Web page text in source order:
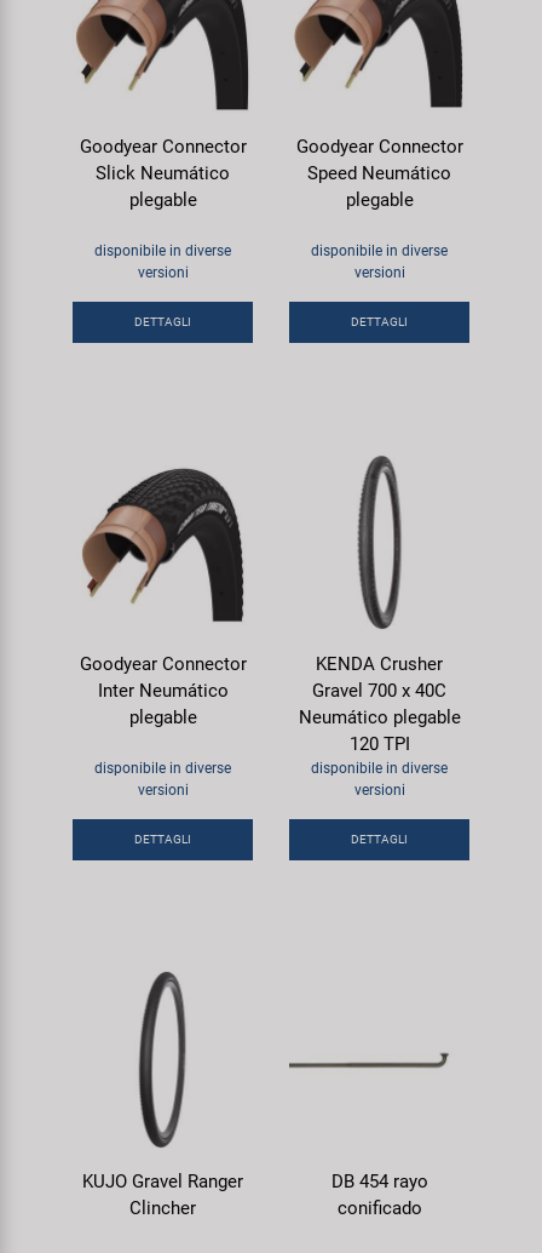
Goodyear Connector
Slick Neumático
plegable
disponibile in diverse
versioni
DETTAGLI
Goodyear Connector
Speed Neumático
plegable
disponibile in diverse
versioni
DETTAGLI
Goodyear Connector
Inter Neumático
plegable
disponibile in diverse
versioni
DETTAGLI
KENDA Crusher
Gravel 700 x 40C
Neumático plegable
120 TPI
disponibile in diverse
versioni
DETTAGLI
KUJO Gravel Ranger
Clincher
DB 454 rayo
conificado